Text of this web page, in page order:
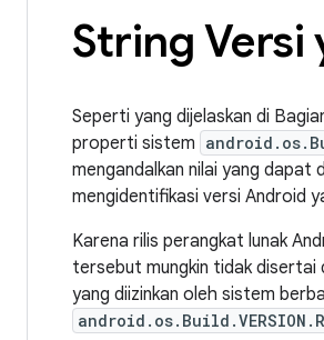
String Versi
Seperti yang dijelaskan di
properti sistem
mengandalkan nilai yang dapat
mengidentifikasi versi Android
Karena rilis perangkat lunak
tersebut mungkin tidak disertai
yang diizinkan oleh sistem